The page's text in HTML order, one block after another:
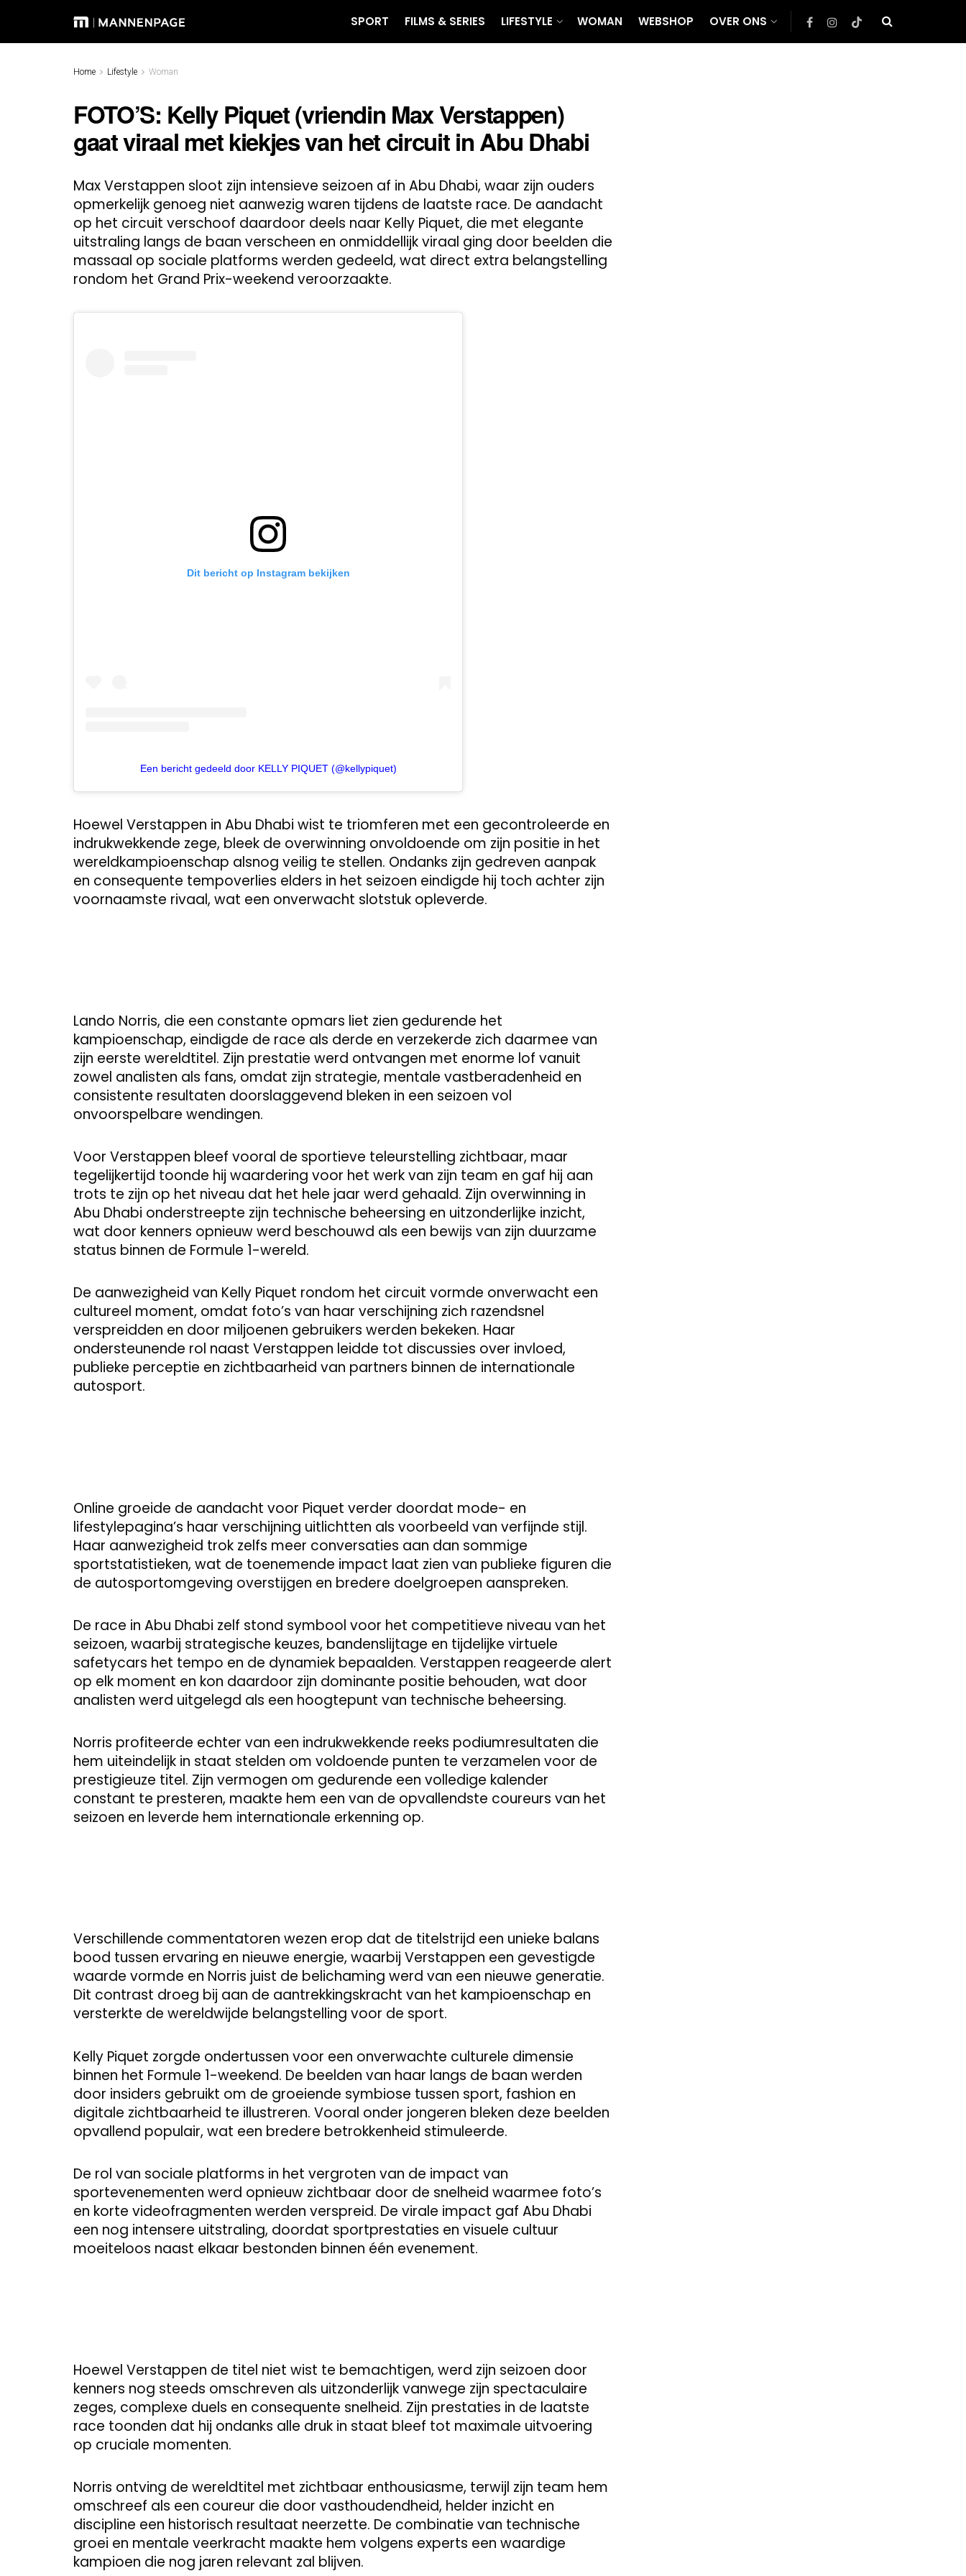
SPORT FILMS & SERIES LIFESTYLE WOMAN WEBSHOP OVER ONS
Home Lifestyle Woman
FOTO’S: Kelly Piquet (vriendin Max Verstappen)
gaat viraal met kiekjes van het circuit in Abu Dhabi
Max Verstappen sloot zijn intensieve seizoen af in Abu Dhabi, waar zijn ouders
opmerkelijk genoeg niet aanwezig waren tijdens de laatste race. De aandacht
op het circuit verschoof daardoor deels naar Kelly Piquet, die met elegante
uitstraling langs de baan verscheen en onmiddellijk viraal ging door beelden die
massaal op sociale platforms werden gedeeld, wat direct extra belangstelling
rondom het Grand Prix-weekend veroorzaakte.
Dit bericht op Instagram bekijken
Een bericht gedeeld door KELLY PIQUET (@kellypiquet)
Hoewel Verstappen in Abu Dhabi wist te triomferen met een gecontroleerde en
indrukwekkende zege, bleek de overwinning onvoldoende om zijn positie in het
wereldkampioenschap alsnog veilig te stellen. Ondanks zijn gedreven aanpak
en consequente tempoverlies elders in het seizoen eindigde hij toch achter zijn
voornaamste rivaal, wat een onverwacht slotstuk opleverde.
Lando Norris, die een constante opmars liet zien gedurende het
kampioenschap, eindigde de race als derde en verzekerde zich daarmee van
zijn eerste wereldtitel. Zijn prestatie werd ontvangen met enorme lof vanuit
zowel analisten als fans, omdat zijn strategie, mentale vastberadenheid en
consistente resultaten doorslaggevend bleken in een seizoen vol
onvoorspelbare wendingen.
Voor Verstappen bleef vooral de sportieve teleurstelling zichtbaar, maar
tegelijkertijd toonde hij waardering voor het werk van zijn team en gaf hij aan
trots te zijn op het niveau dat het hele jaar werd gehaald. Zijn overwinning in
Abu Dhabi onderstreepte zijn technische beheersing en uitzonderlijke inzicht,
wat door kenners opnieuw werd beschouwd als een bewijs van zijn duurzame
status binnen de Formule 1-wereld.
De aanwezigheid van Kelly Piquet rondom het circuit vormde onverwacht een
cultureel moment, omdat foto’s van haar verschijning zich razendsnel
verspreidden en door miljoenen gebruikers werden bekeken. Haar
ondersteunende rol naast Verstappen leidde tot discussies over invloed,
publieke perceptie en zichtbaarheid van partners binnen de internationale
autosport.
Online groeide de aandacht voor Piquet verder doordat mode- en
lifestylepagina’s haar verschijning uitlichtten als voorbeeld van verfijnde stijl.
Haar aanwezigheid trok zelfs meer conversaties aan dan sommige
sportstatistieken, wat de toenemende impact laat zien van publieke figuren die
de autosportomgeving overstijgen en bredere doelgroepen aanspreken.
De race in Abu Dhabi zelf stond symbool voor het competitieve niveau van het
seizoen, waarbij strategische keuzes, bandenslijtage en tijdelijke virtuele
safetycars het tempo en de dynamiek bepaalden. Verstappen reageerde alert
op elk moment en kon daardoor zijn dominante positie behouden, wat door
analisten werd uitgelegd als een hoogtepunt van technische beheersing.
Norris profiteerde echter van een indrukwekkende reeks podiumresultaten die
hem uiteindelijk in staat stelden om voldoende punten te verzamelen voor de
prestigieuze titel. Zijn vermogen om gedurende een volledige kalender
constant te presteren, maakte hem een van de opvallendste coureurs van het
seizoen en leverde hem internationale erkenning op.
Verschillende commentatoren wezen erop dat de titelstrijd een unieke balans
bood tussen ervaring en nieuwe energie, waarbij Verstappen een gevestigde
waarde vormde en Norris juist de belichaming werd van een nieuwe generatie.
Dit contrast droeg bij aan de aantrekkingskracht van het kampioenschap en
versterkte de wereldwijde belangstelling voor de sport.
Kelly Piquet zorgde ondertussen voor een onverwachte culturele dimensie
binnen het Formule 1-weekend. De beelden van haar langs de baan werden
door insiders gebruikt om de groeiende symbiose tussen sport, fashion en
digitale zichtbaarheid te illustreren. Vooral onder jongeren bleken deze beelden
opvallend populair, wat een bredere betrokkenheid stimuleerde.
De rol van sociale platforms in het vergroten van de impact van
sportevenementen werd opnieuw zichtbaar door de snelheid waarmee foto’s
en korte videofragmenten werden verspreid. De virale impact gaf Abu Dhabi
een nog intensere uitstraling, doordat sportprestaties en visuele cultuur
moeiteloos naast elkaar bestonden binnen één evenement.
Hoewel Verstappen de titel niet wist te bemachtigen, werd zijn seizoen door
kenners nog steeds omschreven als uitzonderlijk vanwege zijn spectaculaire
zeges, complexe duels en consequente snelheid. Zijn prestaties in de laatste
race toonden dat hij ondanks alle druk in staat bleef tot maximale uitvoering
op cruciale momenten.
Norris ontving de wereldtitel met zichtbaar enthousiasme, terwijl zijn team hem
omschreef als een coureur die door vasthoudendheid, helder inzicht en
discipline een historisch resultaat neerzette. De combinatie van technische
groei en mentale veerkracht maakte hem volgens experts een waardige
kampioen die nog jaren relevant zal blijven.